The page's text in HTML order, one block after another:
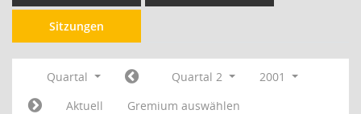
Sitzungen
Quartal Quartal 2
2001
Aktuell
Gremium auswählen